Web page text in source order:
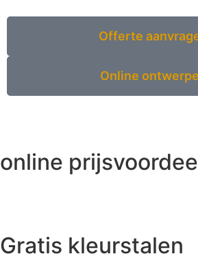
Offerte
Online
online
Gratis kleurstalen